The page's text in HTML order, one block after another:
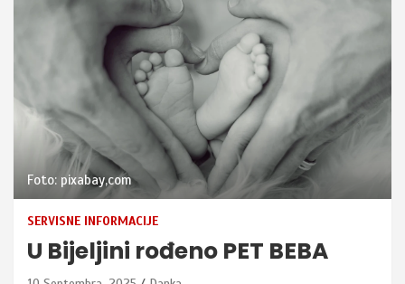
Foto: pixabay,com
SERVISNE INFORMACIJE
U Bijeljini rođeno PET BEBA